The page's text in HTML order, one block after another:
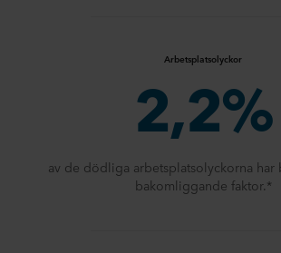
Arbetsplatsolyckor
2,2%
av de dödliga arbetsplatsolyckorna har
bakomliggande faktor.*